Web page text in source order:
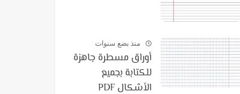
منذ بضع سنوات
أوراق مسطرة جاهزة
للكتابة بجميع
الأشكال PDF